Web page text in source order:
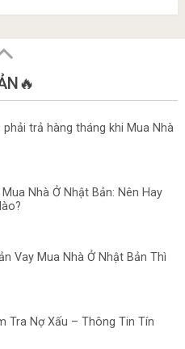
trả hàng tháng khi Mua Nhà
Nhà Ở Nhật Bản: Nên Hay
Vay Mua Nhà Ở Nhật Bản Thì
Tra Nợ Xấu – Thông Tin Tín